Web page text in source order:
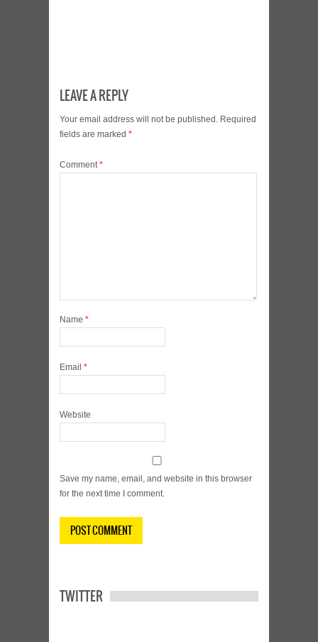
LEAVE A REPLY
Your email address will not be published. Required
fields are marked *
Comment*
Name *
Email *
Website
Save my name, email, and website in this browser
for the next time I comment.
TWITTER